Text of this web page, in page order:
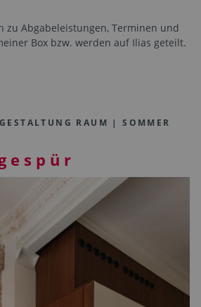
zu Abgabeleistungen, Terminen und
Box bzw. werden auf Ilias geteilt.
RAUM | SOMMER
e s p ü r